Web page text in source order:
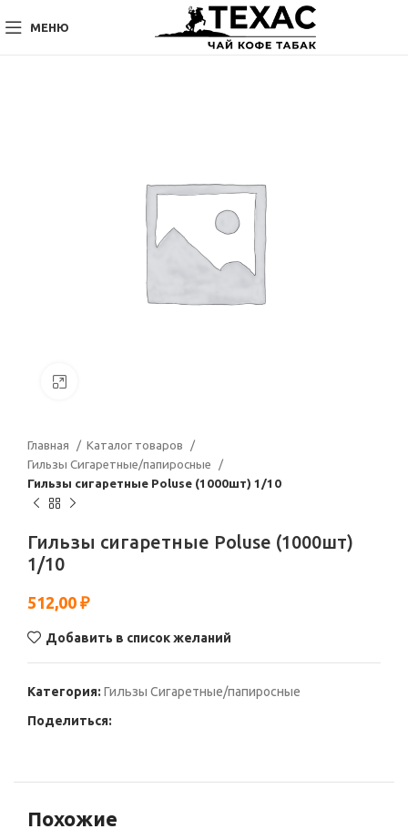
МЕНЮ
Главная
Каталог товаров
Гильзы Сигаретные/папиросные
Гильзы сигаретные Poluse (1000шт) 1/10
Гильзы сигаретные Poluse (1000шт)
1/10
512,00 ₽
Добавить в список желаний
Категория: Гильзы Сигаретные/папиросные
Поделиться:
Похожие